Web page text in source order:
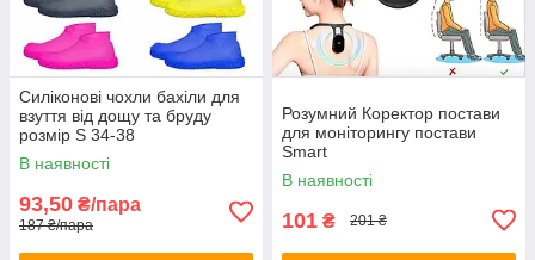
Силіконові чохли бахіли для
взуття від дощу та бруду
розмір S 34-38
В наявності
93,50 ₴/пара
187 ₴/пара
Розумний Коректор постави
для моніторингу постави
Smart
В наявності
101 ₴ 201 ₴